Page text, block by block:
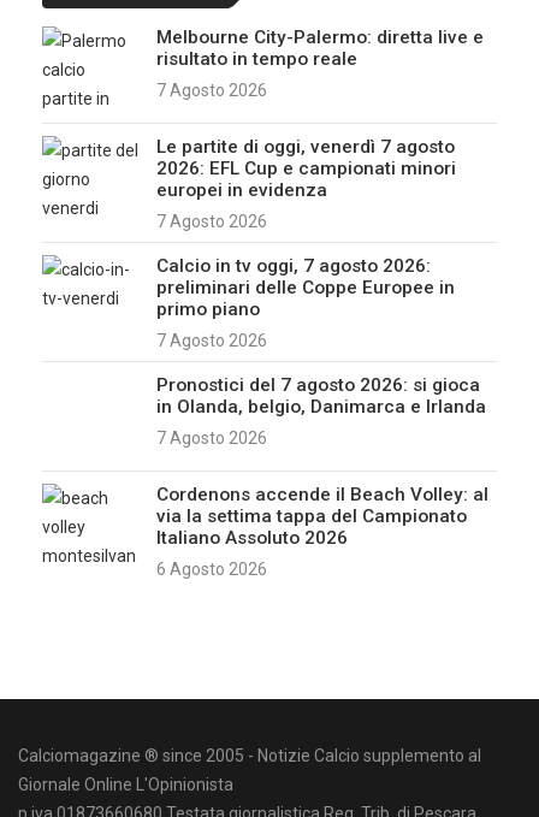
Melbourne City-Palermo: diretta live e
risultato in tempo reale
7 Agosto 2026
Le partite di oggi, venerdì 7 agosto
2026: EFL Cup e campionati minori
europei in evidenza
7 Agosto 2026
Calcio in tv oggi, 7 agosto 2026:
preliminari delle Coppe Europee in
primo piano
7 Agosto 2026
Pronostici del 7 agosto 2026: si gioca
in Olanda, belgio, Danimarca e Irlanda
7 Agosto 2026
Cordenons accende il Beach Volley: al
via la settima tappa del Campionato
Italiano Assoluto 2026
6 Agosto 2026
Calciomagazine ® since 2005 - Notizie Calcio supplemento al
Giornale Online L'Opinionista
p.iva 01873660680 Testata giornalistica Reg. Trib. di Pescara